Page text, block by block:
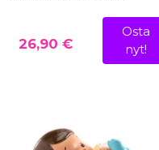
26,90 €
Osta
nyt!